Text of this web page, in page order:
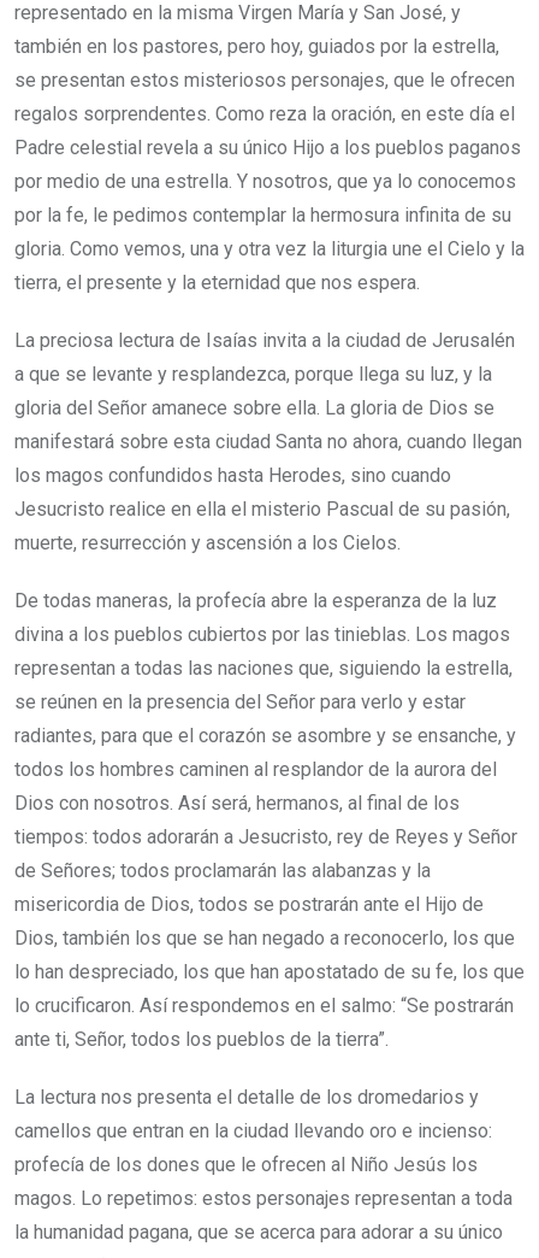
representado en la misma Virgen María y San José, y
también en los pastores, pero hoy, guiados por la estrella,
se presentan estos misteriosos personajes, que le ofrecen
regalos sorprendentes. Como reza la oración, en este día el
Padre celestial revela a su único Hijo a los pueblos paganos
por medio de una estrella. Y nosotros, que ya lo conocemos
por la fe, le pedimos contemplar la hermosura infinita de su
gloria. Como vemos, una y otra vez la liturgia une el Cielo y la
tierra, el presente y la eternidad que nos espera.
La preciosa lectura de Isaías invita a la ciudad de Jerusalén
a que se levante y resplandezca, porque llega su luz, y la
gloria del Señor amanece sobre ella. La gloria de Dios se
manifestará sobre esta ciudad Santa no ahora, cuando llegan
los magos confundidos hasta Herodes, sino cuando
Jesucristo realice en ella el misterio Pascual de su pasión,
muerte, resurrección y ascensión a los Cielos.
De todas maneras, la profecía abre la esperanza de la luz
divina a los pueblos cubiertos por las tinieblas. Los magos
representan a todas las naciones que, siguiendo la estrella,
se reúnen en la presencia del Señor para verlo y estar
radiantes, para que el corazón se asombre y se ensanche, y
todos los hombres caminen al resplandor de la aurora del
Dios con nosotros. Así será, hermanos, al final de los
tiempos: todos adorarán a Jesucristo, rey de Reyes y Señor
de Señores; todos proclamarán las alabanzas y la
misericordia de Dios, todos se postrarán ante el Hijo de
Dios, también los que se han negado a reconocerlo, los que
lo han despreciado, los que han apostatado de su fe, los que
lo crucificaron. Así respondemos en el salmo: “Se postrarán
ante ti, Señor, todos los pueblos de la tierra”.
La lectura nos presenta el detalle de los dromedarios y
camellos que entran en la ciudad llevando oro e incienso:
profecía de los dones que le ofrecen al Niño Jesús los
magos. Lo repetimos: estos personajes representan a toda
la humanidad pagana, que se acerca para adorar a su único